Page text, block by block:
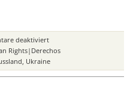
deaktiviertfür
Ukraine:
Es
ist
Rights|Derechos
, Ukraine